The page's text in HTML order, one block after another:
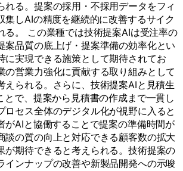
れる。提案の採用・不採用データをフィ
集しAIの精度を継続的に改善するサイク
る。 この業種では技術提案AIは受注率の
案品質の底上げ・提案準備の効率化とい
に実現できる施策として期待されてお
の営業力強化に貢献する取り組みとして
えられる。さらに、技術提案AIと見積生
とで、提案から見積書の作成まで一貫し
ロセス全体のデジタル化が視野に入ると
がAIと協働することで提案の準備時間が
談の質の向上と対応できる顧客数の拡大
が期待できると考えられる。技術提案の
インナップの改善や新製品開発への示唆